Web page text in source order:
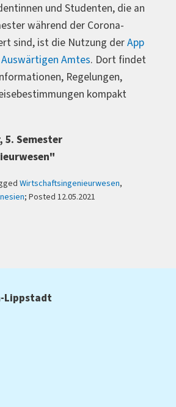
und Studenten, die an
während der Corona-
sind, ist die Nutzung derApp
Amtes. Dort findet
Regelungen,
kompakt
5. Semester
Wirtschaftsingenieurwesen,
; Posted 12.05.2021
Lippstadt